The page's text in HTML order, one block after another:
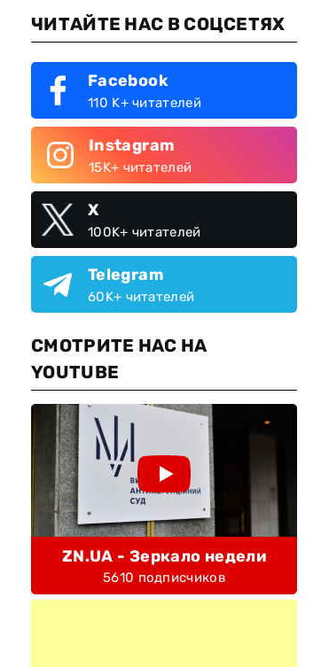
ЧИТАЙТЕ НАС В СОЦСЕТЯХ
Facebook
110 K+ читателей
Instagram
15K+ читателей
X
100K+ читателей
Telegram
60K+ читателей
СМОТРИТЕ НАС НА
YOUTUBE
ZN.UA - Зеркало недели
5610 подписчиков